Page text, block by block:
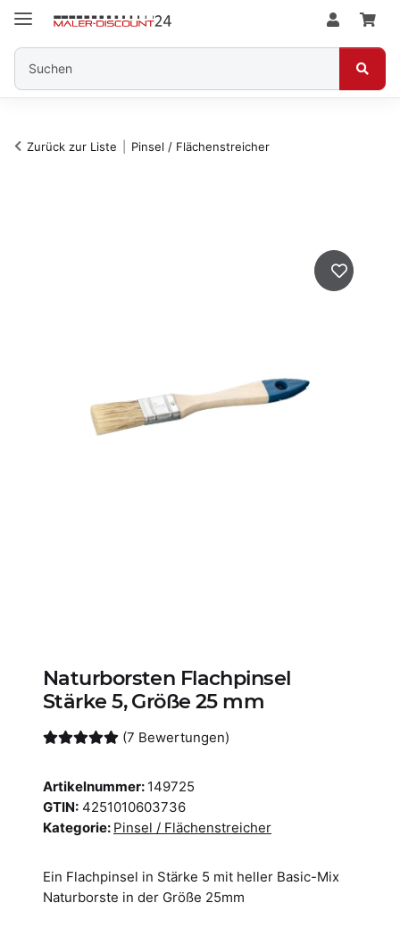
Zurück zur Liste Pinsel / Flächenstreicher
Naturborsten Flachpinsel
Stärke 5, Größe 25 mm
(7 Bewertungen)
Artikelnummer: 149725
GTIN: 4251010603736
Kategorie: Pinsel / Flächenstreicher
Ein Flachpinsel in Stärke 5 mit heller Basic-Mix
Naturborste in der Größe 25mm